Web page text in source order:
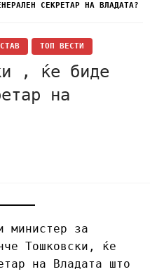
СЕКРЕТАР НА ВЛАДАТА?
СТАВ ТОП ВЕСТИ
, ќе биде
на
министер за
Тошковски, ќе
на Владата што